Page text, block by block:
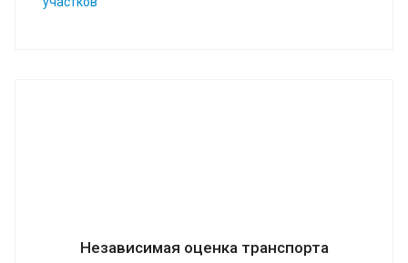
Независимая оценка транспорта